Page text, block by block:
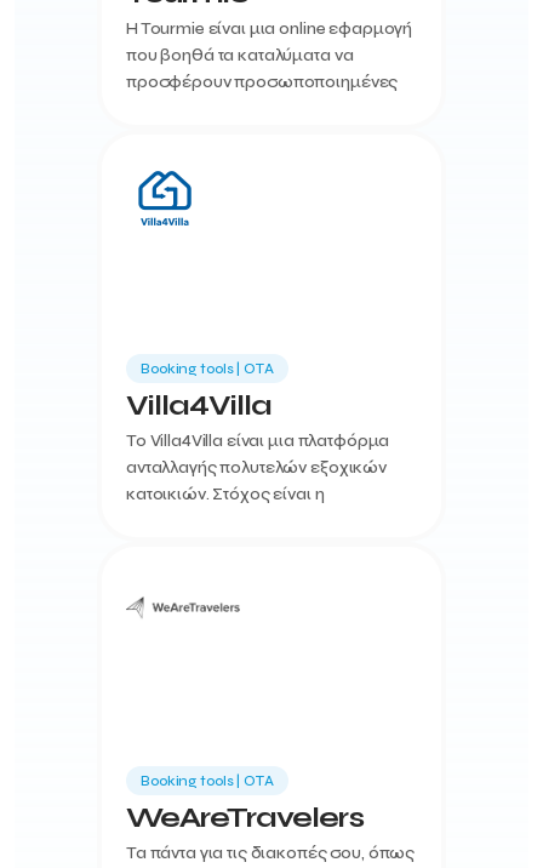
H Tourmie είναι μια online εφαρμογή
που βοηθά τα καταλύματα να
προσφέρουν προσωποποιημένες
Booking tools | ΟΤΑ
Villa4Villa
Το Villa4Villa είναι μια πλατφόρμα
ανταλλαγής πολυτελών εξοχικών
κατοικιών. Στόχος είναι η
Booking tools | ΟΤΑ
WeAreTravelers
Τα πάντα για τις διακοπές σου, όπως